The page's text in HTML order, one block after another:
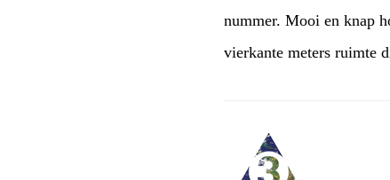
nummer. Mooi en knap
vierkante meters ruimte